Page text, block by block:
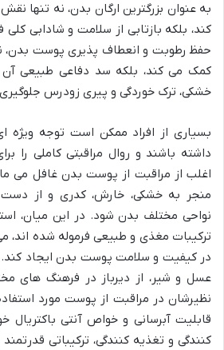
به عنوان بزرگترین ارگان بدن، نه تنها
کند، بلکه بازتابی از سلامت و شادابی
حفظ رطوبت و انعطاف پذیری پوست بدن،
کمک می کند، بلکه سد دفاعی طبیعی آن
خشکی، ترک خوردگی و پیری زودرس
بسیاری از افراد ممکن است توجه
داشته باشند و روال مراقبتی کاملی را
اغلب از مراقبت از پوست بدن غافل می
منجر به خشکی، خارش، کدری و از
نواحی مختلف بدن شود. در این میان،
ترکیبات مغذی و طبیعی فرموله شده اند،
در کیفیت و سلامت پوست بدن ایجاد
عسل و شیر، از دیرباز در فرهنگ های
نظیرشان در مراقبت از پوست مورد
قابلیت آبرسانی و خواص آنتی باکتریال
کنندگی و تغذیه کنندگی، ترکیباتی